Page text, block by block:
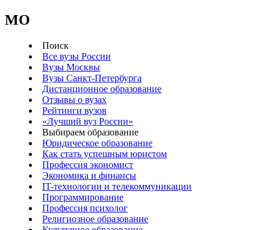
MO
Поиск
Все вузы России
Вузы Москвы
Вузы Санкт-Петербурга
Дистанционное образование
Отзывы о вузах
Рейтинги вузов
«Лучший вуз России»
Выбираем образование
Юридическое образование
Как стать успешным юристом
Профессия экономист
Экономика и финансы
IT-технологии и телекоммуникации
Программирование
Профессия психолог
Религиозное образование